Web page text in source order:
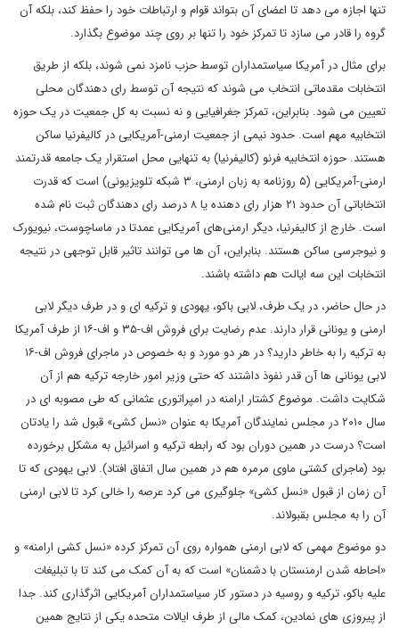
تنها اجازه می دهد تا اعضای آن بتواند قوام و ارتباطات خود را حفظ کند، بلکه آن
گروه را قادر می سازد تا تمرکز خود را تنها بر روی چند موضوع بگذارد.
برای مثال در آمریکا سیاستمداران توسط حزب نامزد نمی شوند، بلکه از طریق
انتخابات مقدماتی انتخاب می شوند که نتیجه آن توسط رای دهندگان محلی
تعیین می شود. بنابراین، تمرکز جغرافیایی و نه نسبت به کل جمعیت در یک حوزه
انتخابیه مهم است. حدود نیمی از جمعیت ارمنی-آمریکایی در کالیفرنیا ساکن
هستند. حوزه انتخابیه فرنو (کالیفرنیا) به تنهایی محل استقرار یک جامعه قدرتمند
ارمنی-آمریکایی (۵ روزنامه به زبان ارمنی، ۳ شبکه تلویزیونی) است که قدرت
انتخاباتی آن حدود ۲۱ هزار رای دهنده یا ۸ درصد رای دهندگان ثبت نام شده
است. خارج از کالیفرنیا، دیگر ارمنی‌های آمریکایی عمدتا در ماساچوست، نیویورک
و نیوجرسی ساکن هستند. بنابراین، آن ها می توانند تاثیر قابل توجهی در نتیجه
انتخابات این سه ایالت هم داشته باشند.
در حال حاضر، در یک طرف، لابی باکو، یهودی و ترکیه ای و در طرف دیگر لابی
ارمنی و یونانی قرار دارند. عدم رضایت برای فروش اف-۳۵ و اف-۱۶ از طرف آمریکا
به ترکیه را به خاطر دارید؟ در هر دو مورد و به خصوص در ماجرای فروش اف-۱۶
لابی یونانی ها آن قدر نفوذ داشتند که حتی وزیر امور خارجه ترکیه هم از آن
شکایت داشت. موضوع کشتار ارامنه در امپراتوری عثمانی که طی مصوبه ای در
سال ۲۰۱۰ در مجلس نمایندگان آمریکا به عنوان «نسل کشی» قبول شد را یادتان
است؟ درست در همین دوران بود که رابطه ترکیه و اسرائیل به مشکل برخورده
بود (ماجرای کشتی ماوی مرمره هم در همین سال اتفاق افتاد). لابی یهودی که تا
آن زمان از قبول «نسل کشی» جلوگیری می کرد عرصه را خالی کرد تا لابی ارمنی
آن را به مجلس بقبولاند.
دو موضوع مهمی که لابی ارمنی همواره روی آن تمرکز کرده «نسل کشی ارامنه» و
«احاطه شدن ارمنستان با دشمنان» است که به آن کمک می کند تا با تبلیغات
علیه باکو، ترکیه و روسیه در دستور کار سیاستمداران آمریکایی اثرگذاری کند. جدا
از پیروزی های نمادین، کمک مالی از طرف ایالات متحده یکی از نتایج همین